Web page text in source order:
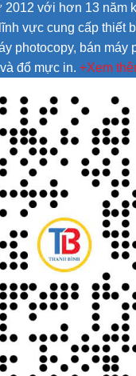
với hơn 13 năm
vực cung cấp thiết
photocopy, bán máy
đổ mực in. +Xem